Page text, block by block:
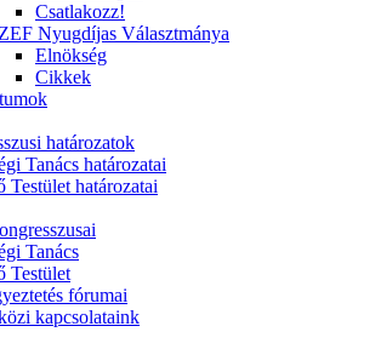
Csatlakozz!
Nyugdíjas Választmánya
Elnökség
Cikkek
határozatok
Tanács határozatai
Testület határozatai
Tanács
Testület
fórumai
kapcsolataink